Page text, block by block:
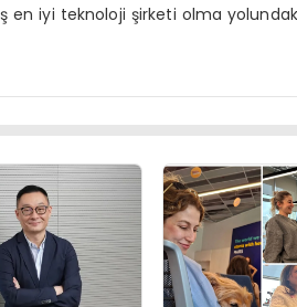
en iyi teknoloji şirketi olma